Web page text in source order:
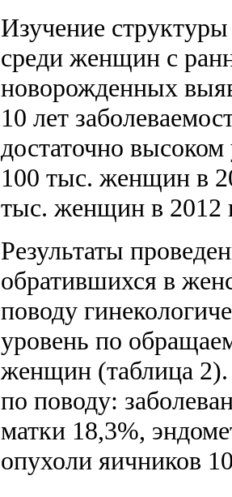
Изучение
среди женщин с
новорожденных
10 лет
достаточно высоком
100 тыс. женщин в
тыс. женщин в 2012
Результаты
обратившихся в
поводу
уровень по
женщин (таблица
по поводу:
матки 18,3%,
опухоли яичников